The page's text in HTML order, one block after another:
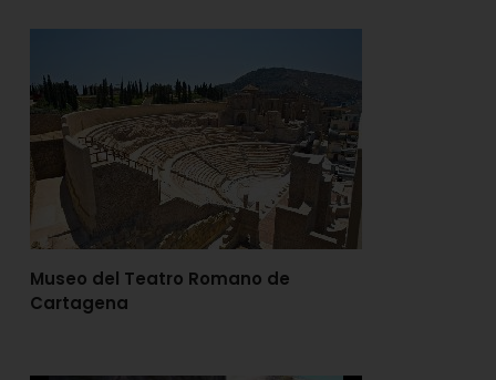
Museo del Teatro Romano de
Cartagena